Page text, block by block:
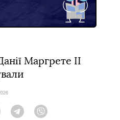
Маргрете II
Twitter Telegram